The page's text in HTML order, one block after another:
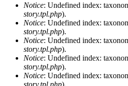
Сообщение об ошибке
Notice: Undefined index:
story.tpl.php).
Notice: Undefined index:
story.tpl.php).
Notice: Undefined index:
story.tpl.php).
Notice: Undefined index:
story.tpl.php).
Notice: Undefined index:
story.tpl.php).